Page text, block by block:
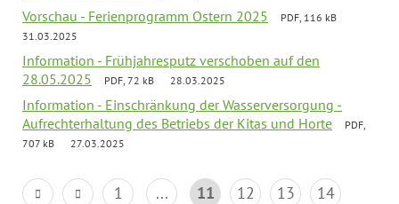
Vorschau - Ferienprogramm Ostern 2025
PDF, 116 kB
31.03.2025
Information - Frühjahresputz verschoben auf den
28.05.2025
PDF, 72 kB 28.03.2025
Information - Einschränkung der Wasserversorgung -
Aufrechterhaltung des Betriebs der Kitas und Horte
PDF,
707 kB
27.03.2025
1 ... 11 12 13
14